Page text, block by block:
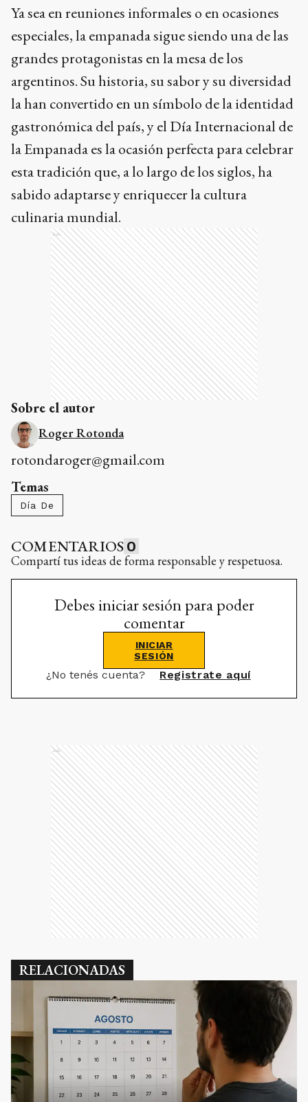
Ya sea en reuniones informales o en ocasiones
especiales, la empanada sigue siendo una de las
grandes protagonistas en la mesa de los
argentinos. Su historia, su sabor y su diversidad
la han convertido en un símbolo de la identidad
gastronómica del país, y el Día Internacional de
la Empanada es la ocasión perfecta para celebrar
esta tradición que, a lo largo de los siglos, ha
sabido adaptarse y enriquecer la cultura
culinaria mundial.
Ads
Sobre el autor
Roger Rotonda
rotondaroger@gmail.com
Temas
Día De
COMENTARIOS 0
Compartí tus ideas de forma responsable y respetuosa.
Debes iniciar sesión para poder
comentar
INICIAR
SESIÓN
¿No tenés cuenta? Registrate aquí
Ads
RELACIONADAS